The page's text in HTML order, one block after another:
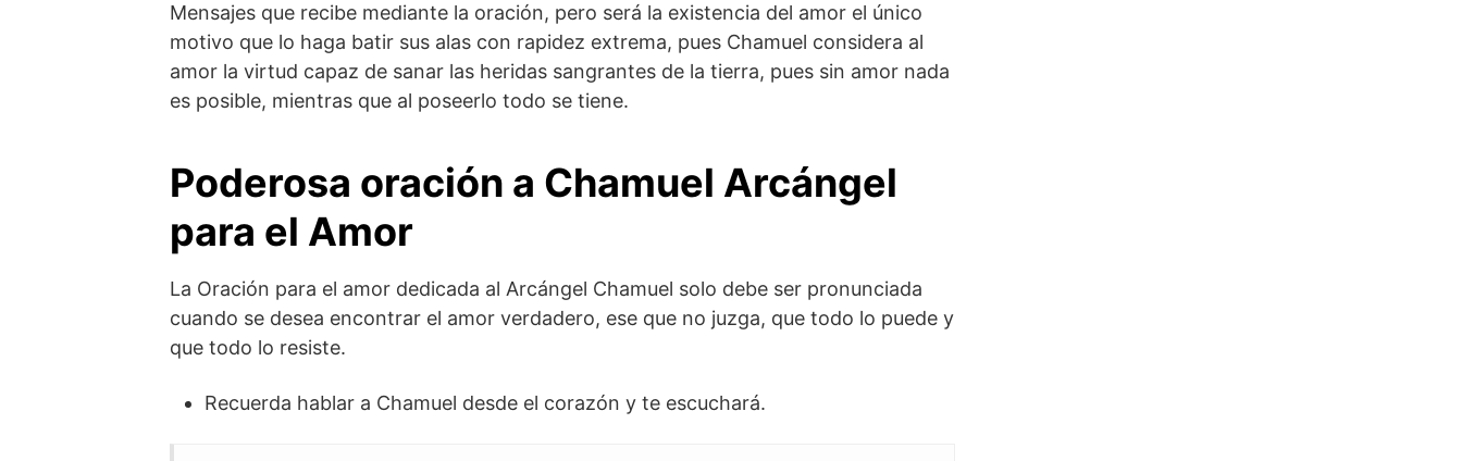
Mensajes que recibe mediante la oración, pero será la existencia del amor el único
motivo que lo haga batir sus alas con rapidez extrema, pues Chamuel considera al
amor la virtud capaz de sanar las heridas sangrantes de la tierra, pues sin amor nada
es posible, mientras que al poseerlo todo se tiene.
Poderosa oración a Chamuel Arcángel
para el Amor
La Oración para el amor dedicada al Arcángel Chamuel solo debe ser pronunciada
cuando se desea encontrar el amor verdadero, ese que no juzga, que todo lo puede y
que todo lo resiste.
Recuerda hablar a Chamuel desde el corazón y te escuchará.